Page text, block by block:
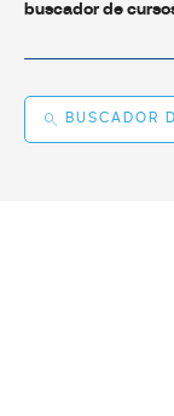
buscador de
BUSCADOR